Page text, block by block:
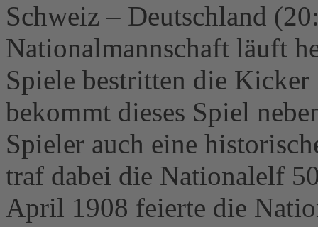
Schweiz – Deutschland
Nationalmannschaft läuft
Spiele bestritten die
bekommt dieses Spiel
Spieler auch eine
traf dabei die Nationalelf
April 1908 feierte die